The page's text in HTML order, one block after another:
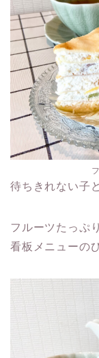
待ちきれない子
フルーツたっぷ
看板メニューの